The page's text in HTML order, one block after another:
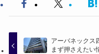
アーバネックス
まず押さえたい